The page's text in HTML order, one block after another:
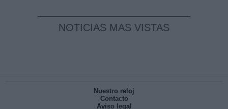
NOTICIAS MAS VISTAS
Nuestro reloj
Contacto
Aviso legal